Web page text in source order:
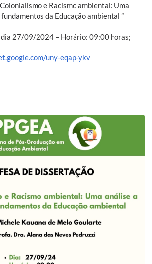
e Racismo ambiental: Uma
da Educação ambiental ”
dia 27/09/2024 – Horário: 09:00 horas;
uny-eqap-ykv